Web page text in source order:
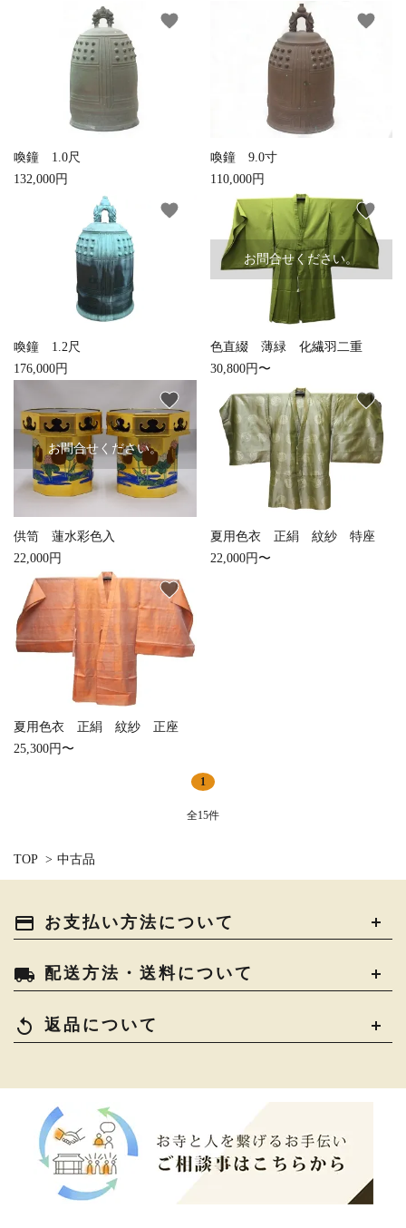
喚鐘 1.0尺
132,000円
favorite
喚鐘 9.0寸
110,000円
favorite
喚鐘 1.2尺
176,000円
favorite
お問合せください。
色直綴 薄緑 化繊羽二重
30,800円〜
favorite
お問合せください。
供笥 蓮水彩色入
22,000円
favorite
夏用色衣 正絹 紋紗 特座
22,000円〜
favorite
夏用色衣 正絹 紋紗 正座
25,300円〜
favorite
1
全15件
TOP > 中古品
payment お支払い方法について
local_shipping 配送方法・送料について
replay 返品について